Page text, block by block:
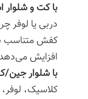
با کت و
دربی یا لوفر
کفش متناسب
افزایش
با شلوار
کلاسیک،